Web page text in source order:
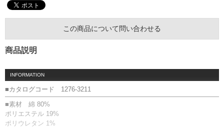
この商品について問い合わせる
商品説明
INFORMATION
■カタログコード 1276-3211
■素材 綿 80%
ポリエステル 19%
ポリウレタン 1%